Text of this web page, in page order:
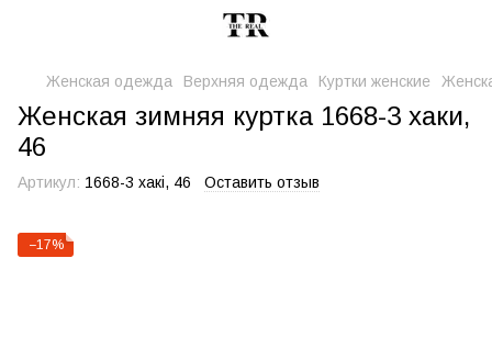
Женская одежда Верхняя одежда Куртки женские
Женская зимняя куртка 1668-3 хаки,
46
Артикул: 1668-3 хакі, 46 Оставить отзыв
−17%